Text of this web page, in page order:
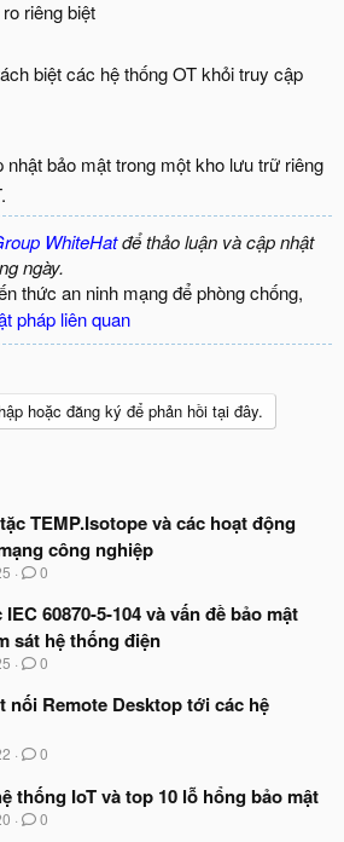
riêng biệt
biệt các hệ thống OT khỏi truy cập
nhật bảo mật trong một kho lưu trữ riêng
WhiteHatđể thảo luận và cập nhật
ngày.
thức an ninh mạng để phòng chống,
pháp liên quan
hoặc đăng ký để phản hồi tại đây.
TEMP.Isotope và các hoạt động
công nghiệp
0
60870-5-104 và vấn đề bảo mật
sát hệ thống điện
0
nối Remote Desktop tới các hệ
0
thống IoT và top 10 lỗ hổng bảo mật
0